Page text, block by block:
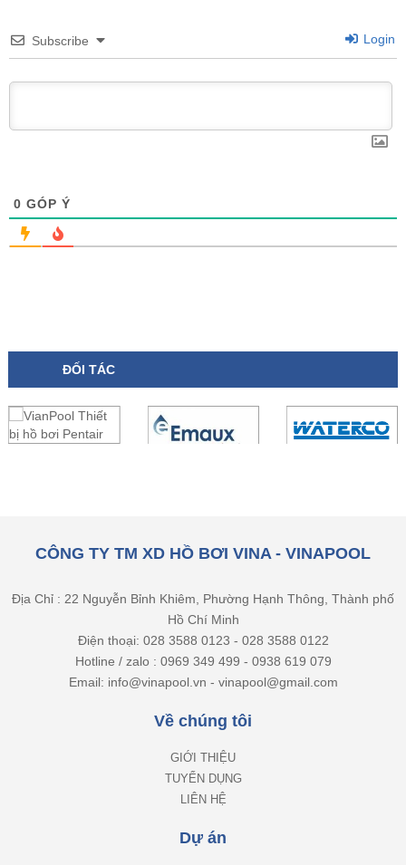
Subscribe Login
0 GÓP Ý
ĐỐI TÁC
CÔNG TY TM XD HỒ BƠI VINA - VINAPOOL
Địa Chỉ : 22 Nguyễn Bỉnh Khiêm, Phường Hạnh Thông, Thành phố
Hồ Chí Minh
Điện thoại: 028 3588 0123 - 028 3588 0122
Hotline / zalo : 0969 349 499 - 0938 619 079
Email: info@vinapool.vn - vinapool@gmail.com
Về chúng tôi
GIỚI THIỆU
TUYỂN DỤNG
LIÊN HỆ
Dự án